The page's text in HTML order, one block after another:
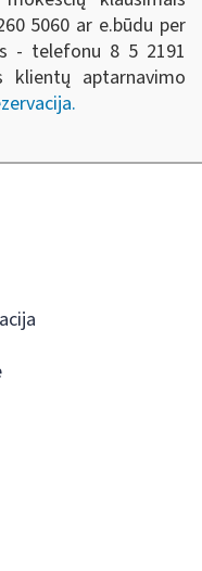
5060 ar e.būdu per
- telefonu 8 5 2191
klientų aptarnavimo